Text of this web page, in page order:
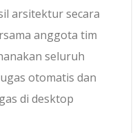
arsitektur secara
anggota tim
seluruh
otomatis dan
di desktop